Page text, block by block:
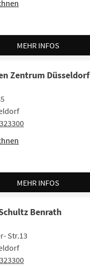
MEHR INFOS
Zentrum Düsseldorf
MEHR INFOS
Benrath
Str.13